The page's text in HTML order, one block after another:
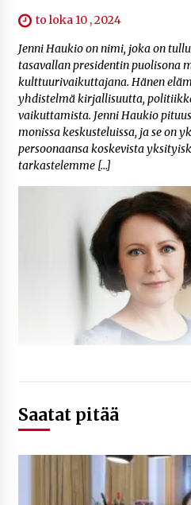
to loka 10 , 2024
Jenni Haukio on nimi, joka on
tasavallan presidentin puolisona
kulttuurivaikuttajana. Hänen
yhdistelmä kirjallisuutta,
vaikuttamista. Jenni Haukio
monissa keskusteluissa, ja se on
persoonaansa koskevista
tarkastelemme […]
Saatat pitää